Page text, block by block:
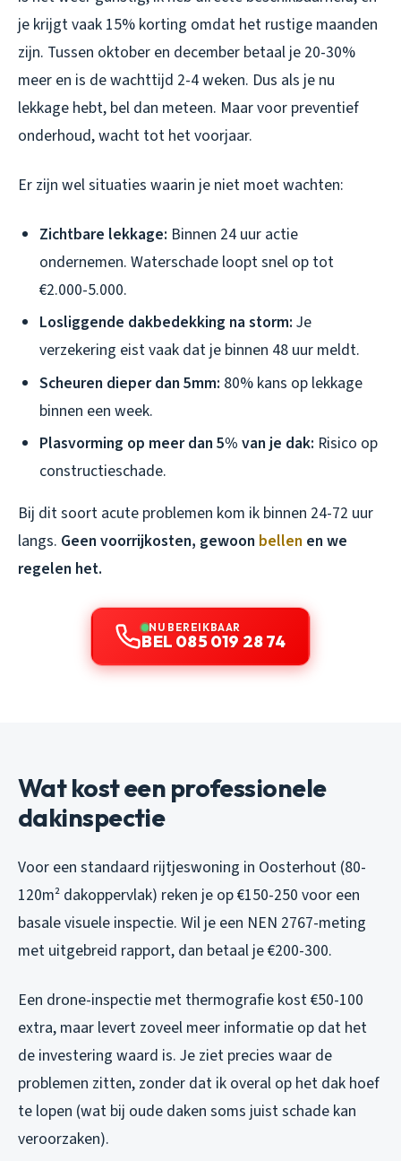
je krijgt vaak 15% korting omdat het rustige maanden
zijn. Tussen oktober en december betaal je 20-30%
meer en is de wachttijd 2-4 weken. Dus als je nu
lekkage hebt, bel dan meteen. Maar voor preventief
onderhoud, wacht tot het voorjaar.
Er zijn wel situaties waarin je niet moet wachten:
Zichtbare lekkage: Binnen 24 uur actie
ondernemen. Waterschade loopt snel op tot
€2.000-5.000.
Losliggende dakbedekking na storm: Je
verzekering eist vaak dat je binnen 48 uur meldt.
Scheuren dieper dan 5mm: 80% kans op lekkage
binnen een week.
Plasvorming op meer dan 5% van je dak: Risico op
constructieschade.
Bij dit soort acute problemen kom ik binnen 24-72 uur
langs. Geen voorrijkosten, gewoon bellen en we
regelen het.
NU BEREIKBAAR
BEL 085 019 28 74
Wat kost een professionele
dakinspectie
Voor een standaard rijtjeswoning in Oosterhout (80-
120m² dakoppervlak) reken je op €150-250 voor een
basale visuele inspectie. Wil je een NEN 2767-meting
met uitgebreid rapport, dan betaal je €200-300.
Een drone-inspectie met thermografie kost €50-100
extra, maar levert zoveel meer informatie op dat het
de investering waard is. Je ziet precies waar de
problemen zitten, zonder dat ik overal op het dak hoef
te lopen (wat bij oude daken soms juist schade kan
veroorzaken).